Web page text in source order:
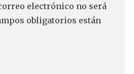
electrónico no será
obligatorios están